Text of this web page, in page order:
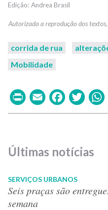
Andrea Brasil
corrida de rua
Mobilidade
PrintEmail
Últimas notícias
SERVIÇOS URBANOS
Seis praças são
semana